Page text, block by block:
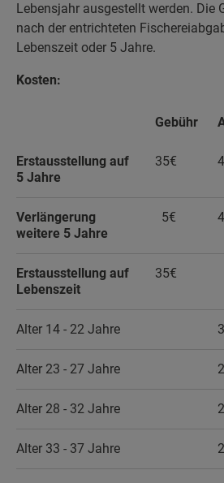
Lebensjahr ausgestellt werden. Die
nach der entrichteten
Lebenszeit oder 5 Jahre.
Kosten:
Gebühr
Erstausstellung auf
5 Jahre
35€
Verlängerung
weitere 5 Jahre
5€
Erstausstellung auf
Lebenszeit
35€
Alter 14 - 22 Jahre
Alter 23 - 27 Jahre
Alter 28 - 32 Jahre
Alter 33 - 37 Jahre